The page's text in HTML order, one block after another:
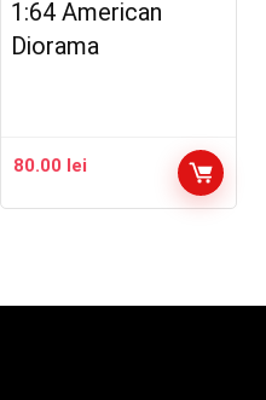
1:64 American
Diorama
80.00 lei